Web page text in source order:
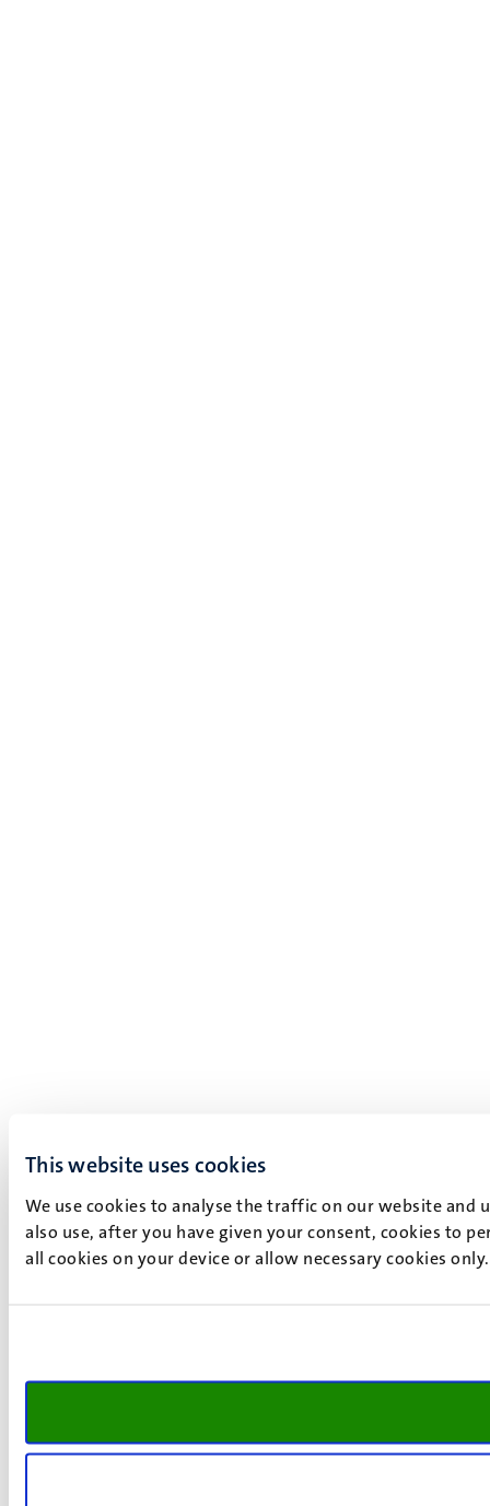
This website uses cookies
We use cookies to analyse the traffic on our website and
also use, after you have given your consent, cookies to
all cookies on your device or allow necessary cookies